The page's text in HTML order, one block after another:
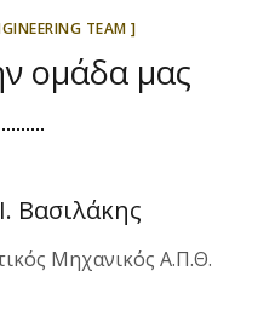
TEAM ]
ομάδα μας
Βασιλάκης
Μηχανικός Α.Π.Θ.